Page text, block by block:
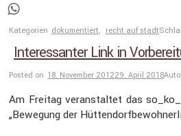
Telegram
WhatsApp
Kategorien dokumentiert, recht auf stadt
Interessanter Link in
Posted on 18. November 201229. April 2018
Am Freitag veran­staltet das
„Bewegung der